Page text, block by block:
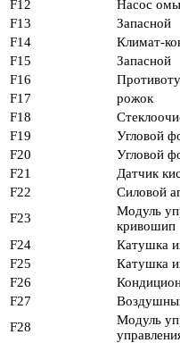
F12
Насос
F13
Запасной
F14
Климат-
F15
Запасной
F16
F17
рожок
F18
F19
Угловой
F20
Угловой
F21
Датчик
F22
Силовой
F23
Модуль
кривошип
F24
Катушка
F25
Катушка
F26
F27
F28
Модуль